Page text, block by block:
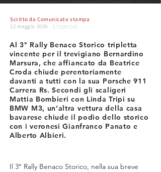
Scritto daComunicato stampa
12 maggio 2026
STORICHE
Al 3° Rally Benaco Storico tripletta
vincente per il trevigiano Bernardino
Marsura, che affiancato da Beatrice
Croda chiude perentoriamente
davanti a tutti con la sua Porsche 911
Carrera Rs. Secondi gli scaligeri
Mattia Bombieri con Linda Tripi su
BMW M3, un’altra vettura della casa
bavarese chiude il podio dello storico
con i veronesi Gianfranco Panato e
Alberto Albieri.
Il 3° Rally Benaco Storico, nella sua breve